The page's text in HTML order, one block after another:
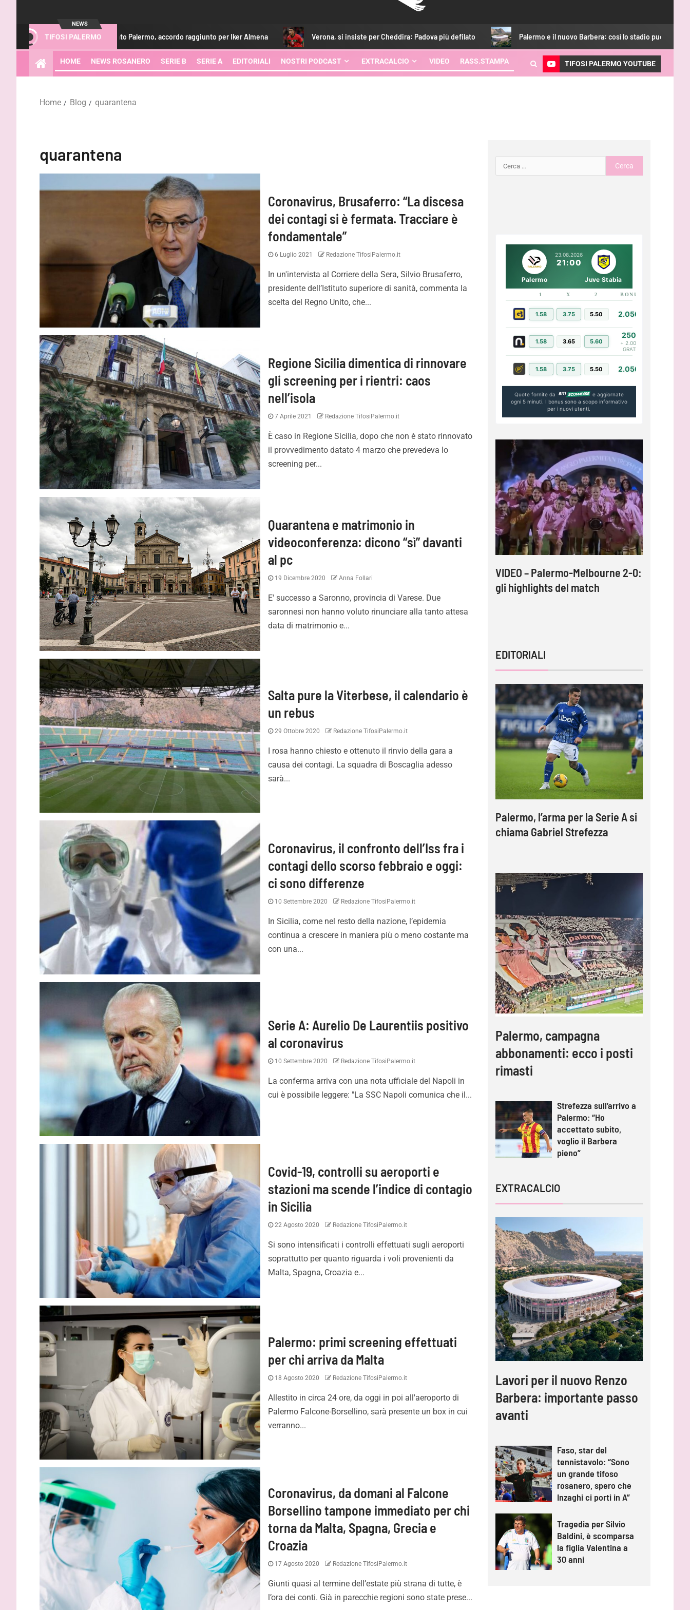
NEWS
TIFOSI PALERMO
Calciomercato Palermo, accordo raggiunto per Iker Almena Verona, si insiste per Cheddira: Padova più defilato Palermo e il nuovo Barbera: così lo stadio può aumentare i ricavi
HOME NEWS ROSANERO SERIE B SERIE A EDITORIALI NOSTRI PODCAST EXTRACALCIO VIDEO RASS.STAMPA TIFOSI PALERMO YOUTUBE
Home Blog quarantena
quarantena
Coronavirus, Brusaferro: “La discesa
dei contagi si è fermata. Tracciare è
fondamentale”
6 Luglio 2021 Redazione TifosiPalermo.it
In un'intervista al Corriere della Sera, Silvio Brusaferro,
presidente dell’Istituto superiore di sanità, commenta la
scelta del Regno Unito, che...
Regione Sicilia dimentica di rinnovare
gli screening per i rientri: caos
nell’isola
7 Aprile 2021 Redazione TifosiPalermo.it
È caso in Regione Sicilia, dopo che non è stato rinnovato
il provvedimento datato 4 marzo che prevedeva lo
screening per...
Quarantena e matrimonio in
videoconferenza: dicono “sì” davanti
al pc
19 Dicembre 2020 Anna Follari
E' successo a Saronno, provincia di Varese. Due
saronnesi non hanno voluto rinunciare alla tanto attesa
data di matrimonio e...
Salta pure la Viterbese, il calendario è
un rebus
29 Ottobre 2020 Redazione TifosiPalermo.it
I rosa hanno chiesto e ottenuto il rinvio della gara a
causa dei contagi. La squadra di Boscaglia adesso
sarà...
Coronavirus, il confronto dell’Iss fra i
contagi dello scorso febbraio e oggi:
ci sono differenze
10 Settembre 2020 Redazione TifosiPalermo.it
In Sicilia, come nel resto della nazione, l’epidemia
continua a crescere in maniera più o meno costante ma
con una...
Serie A: Aurelio De Laurentiis positivo
al coronavirus
10 Settembre 2020 Redazione TifosiPalermo.it
La conferma arriva con una nota ufficiale del Napoli in
cui è possibile leggere: "La SSC Napoli comunica che il...
Covid-19, controlli su aeroporti e
stazioni ma scende l’indice di contagio
in Sicilia
22 Agosto 2020 Redazione TifosiPalermo.it
Si sono intensificati i controlli effettuati sugli aeroporti
soprattutto per quanto riguarda i voli provenienti da
Malta, Spagna, Croazia e...
Palermo: primi screening effettuati
per chi arriva da Malta
18 Agosto 2020 Redazione TifosiPalermo.it
Allestito in circa 24 ore, da oggi in poi all'aeroporto di
Palermo Falcone-Borsellino, sarà presente un box in cui
verranno...
Coronavirus, da domani al Falcone
Borsellino tampone immediato per chi
torna da Malta, Spagna, Grecia e
Croazia
17 Agosto 2020 Redazione TifosiPalermo.it
Giunti quasi al termine dell’estate più strana di tutte, è
l’ora dei conti. Già in parecchie regioni sono state prese...
23.08.2026
21:00
Palermo Juve Stabia
1 X 2 BONUS
1.58 3.75 5.50 2.050€
1.58 3.65 5.60
250€
+ 2.000€
GRATIS
1.58 3.75 5.50 2.050€
Quote fornite da
e aggiornate
ogni 5 minuti. I bonus sono a scopo informativo
per i nuovi utenti.
Inzaghi: “Contenti di aver vinto,
adesso ci sarà da lottare per
tornare dove meritiamo”
Palermo e il nuovo Barbera: così
VIDEO – Palermo-Melbourne 2-0:
gli highlights del match
EDITORIALI
Palermo, l’arma per la Serie A si
chiama Gabriel Strefezza
Palermo, campagna
abbonamenti: ecco i posti
rimasti
Strefezza sull’arrivo a
Palermo: “Ho
accettato subito,
voglio il Barbera
pieno”
EXTRACALCIO
Lavori per il nuovo Renzo
Barbera: importante passo
avanti
Faso, star del
tennistavolo: “Sono
un grande tifoso
rosanero, spero che
Inzaghi ci porti in A”
Tragedia per Silvio
Baldini, è scomparsa
la figlia Valentina a
30 anni